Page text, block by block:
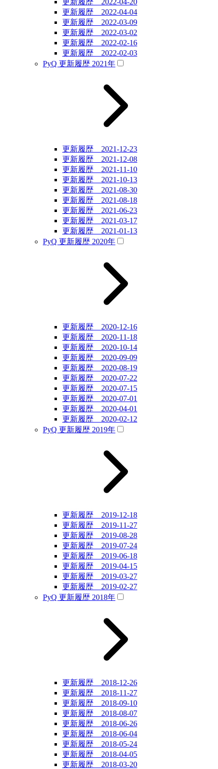
更新履歴 2022-04-20
更新履歴 2022-04-04
更新履歴 2022-03-09
更新履歴 2022-03-02
更新履歴 2022-02-16
更新履歴 2022-02-03
PyQ 更新履歴 2021年
更新履歴 2021-12-23
更新履歴 2021-12-08
更新履歴 2021-11-10
更新履歴 2021-10-13
更新履歴 2021-08-30
更新履歴 2021-08-18
更新履歴 2021-06-23
更新履歴 2021-03-17
更新履歴 2021-01-13
PyQ 更新履歴 2020年
更新履歴 2020-12-16
更新履歴 2020-11-18
更新履歴 2020-10-14
更新履歴 2020-09-09
更新履歴 2020-08-19
更新履歴 2020-07-22
更新履歴 2020-07-15
更新履歴 2020-07-01
更新履歴 2020-04-01
更新履歴 2020-02-12
PyQ 更新履歴 2019年
更新履歴 2019-12-18
更新履歴 2019-11-27
更新履歴 2019-08-28
更新履歴 2019-07-24
更新履歴 2019-06-18
更新履歴 2019-04-15
更新履歴 2019-03-27
更新履歴 2019-02-27
PyQ 更新履歴 2018年
更新履歴 2018-12-26
更新履歴 2018-11-27
更新履歴 2018-09-10
更新履歴 2018-08-07
更新履歴 2018-06-26
更新履歴 2018-06-04
更新履歴 2018-05-24
更新履歴 2018-04-05
更新履歴 2018-03-20